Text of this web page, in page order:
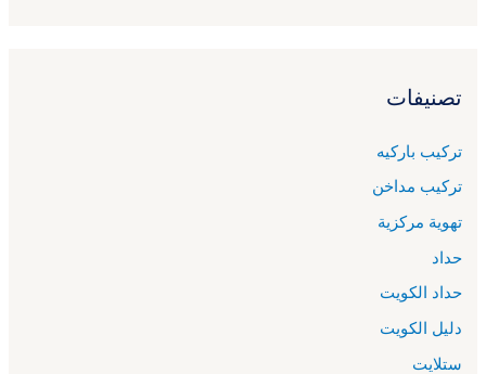
تصنيفات
تركيب باركيه
تركيب مداخن
تهوية مركزية
حداد
حداد الكويت
دليل الكويت
ستلايت